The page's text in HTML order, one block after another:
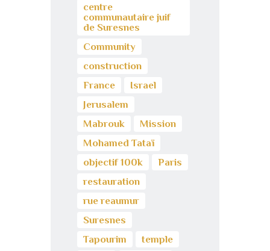
centre
communautaire juif
de Suresnes
Community
construction
France
Israel
Jerusalem
Mabrouk
Mission
Mohamed Tataï
objectif 100k
Paris
restauration
rue reaumur
Suresnes
Tapourim
temple